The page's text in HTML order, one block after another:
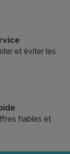
et éviter les
fiables et